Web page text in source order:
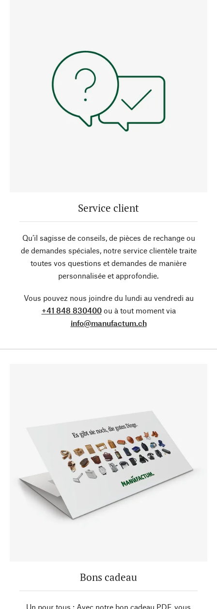
Service client
Qu’il sagisse de conseils, de pièces de rechange ou
de demandes spéciales, notre service clientèle traite
toutes vos questions et demandes de manière
personnalisée et approfondie.
Vous pouvez nous joindre du lundi au vendredi au
+41 848 830400ou à tout moment via
info@manufactum.ch
Bons cadeau
Un pour tous : Avec notre bon cadeau PDF, vous